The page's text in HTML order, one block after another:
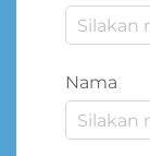
Nama